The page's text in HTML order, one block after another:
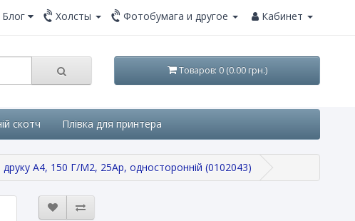
Блог Холсты Фотобумага и другое Кабинет
Товаров: 0 (0.00 грн.)
скотч Плівка для принтера
A4, 150 Г/М2, 25Ар, односторонній (0102043)